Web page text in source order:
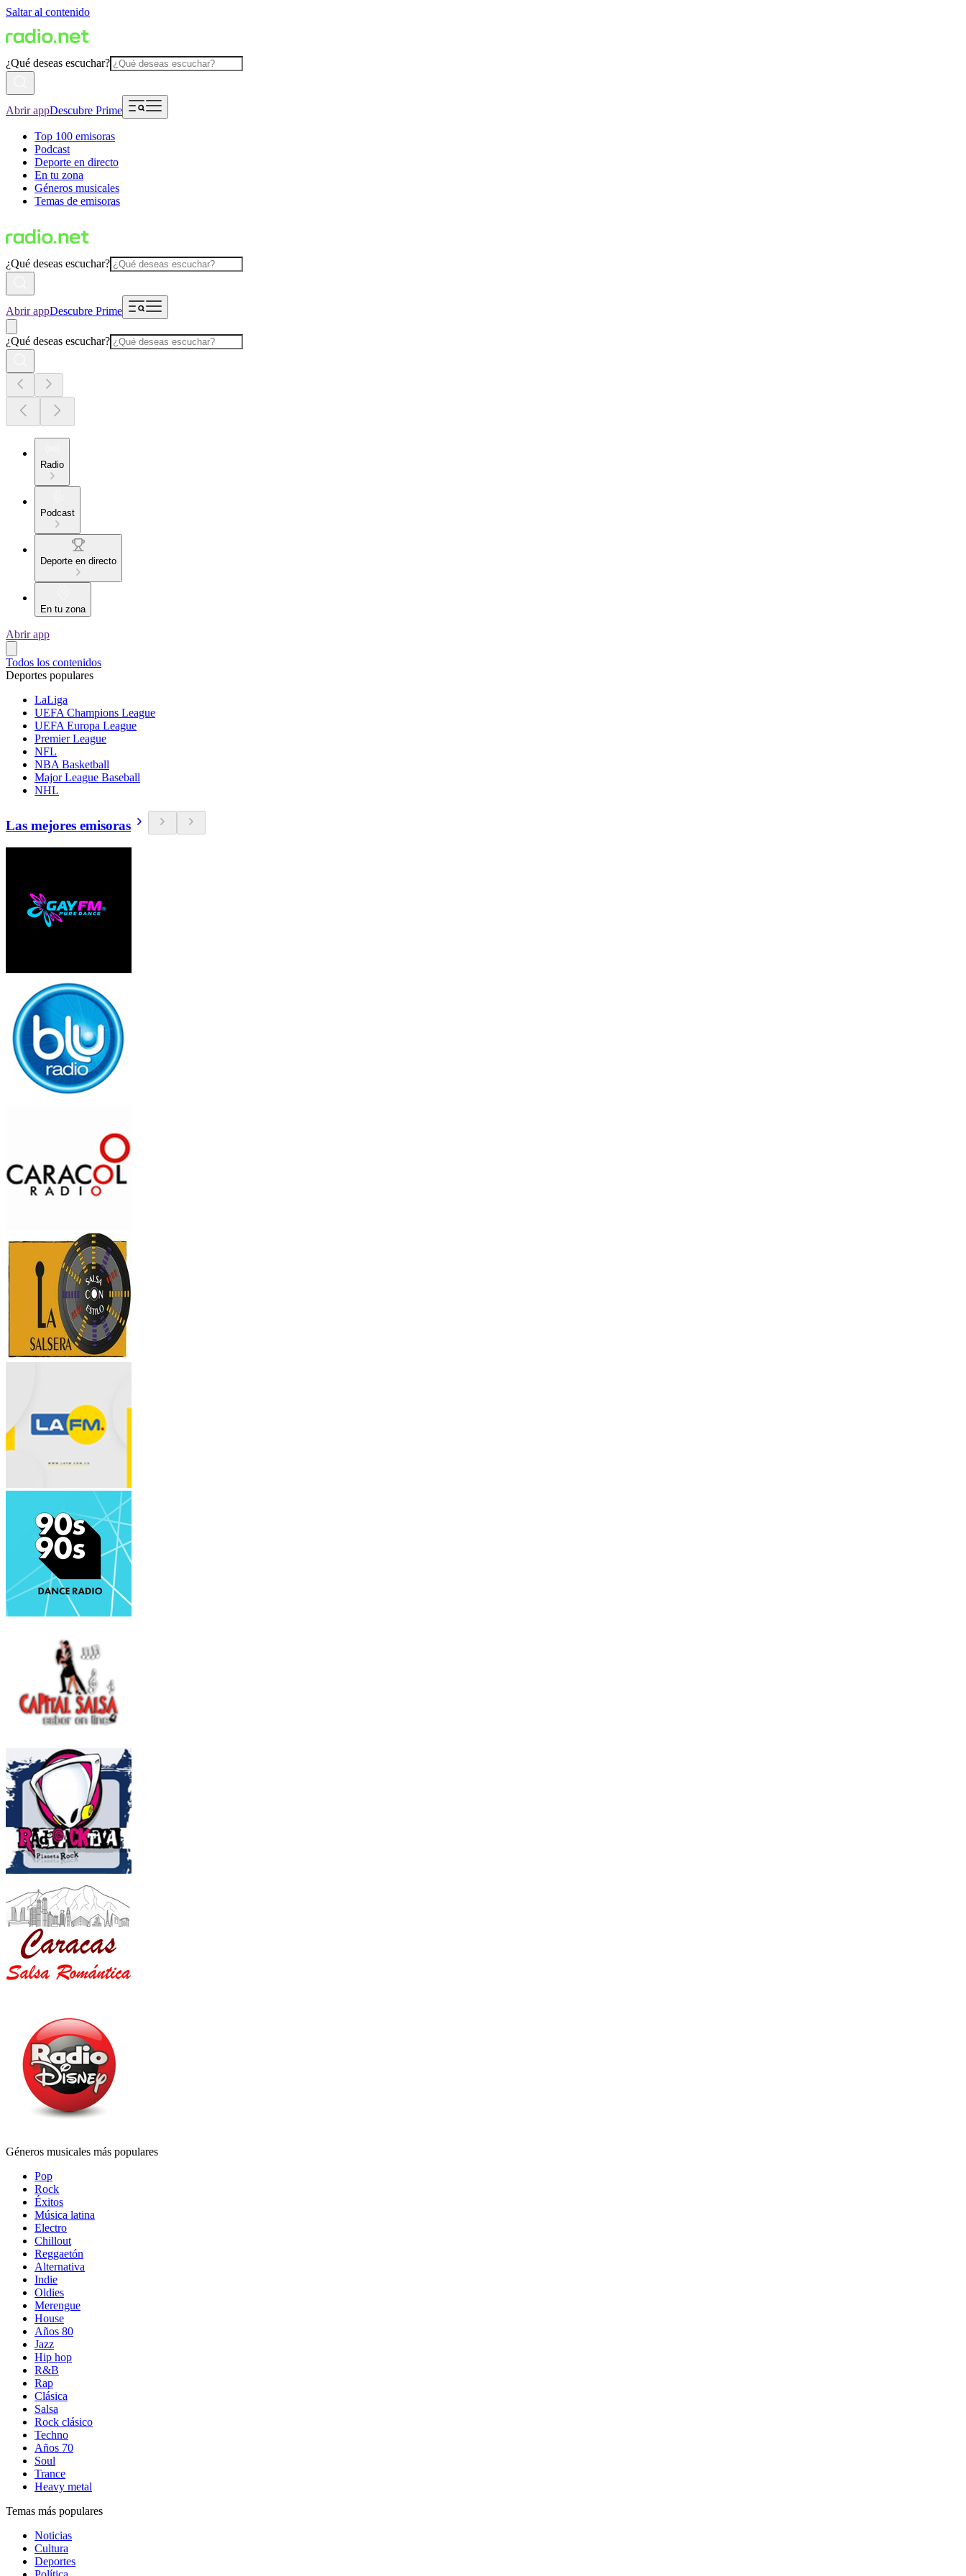
Saltar al contenido
¿Qué deseas escuchar?
Abrir appDescubre Prime
Top 100 emisoras
Podcast
Deporte en directo
En tu zona
Géneros musicales
Temas de emisoras
¿Qué deseas escuchar?
Abrir appDescubre Prime
¿Qué deseas escuchar?
Radio
Podcast
Deporte en directo
En tu zona
Abrir app
Todos los contenidos
Deportes populares
LaLiga
UEFA Champions League
UEFA Europa League
Premier League
NFL
NBA Basketball
Major League Baseball
NHL
Las mejores emisoras
Géneros musicales más populares
Pop
Rock
Éxitos
Música latina
Electro
Chillout
Reggaetón
Alternativa
Indie
Oldies
Merengue
House
Años 80
Jazz
Hip hop
R&B
Rap
Clásica
Salsa
Rock clásico
Techno
Años 70
Soul
Trance
Heavy metal
Temas más populares
Noticias
Cultura
Deportes